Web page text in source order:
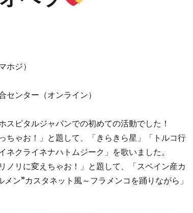
ホジ）
センター（オンライン）
スピタルジャパンでの初めての活動でした！
ちゃお！」と題して、「きらきら星」「トルコ行
ネクライネナハトムジーク」を歌いました。
ノリに変えちゃお！」と題して、「スペイン産カ
ン”カスタネット風～フラメンコを踊りながら」